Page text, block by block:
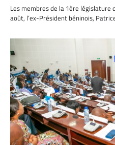
Les membres de la 1ère législature
août, l’ex-Président béninois,